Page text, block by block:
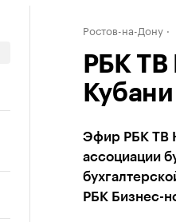
Ростов-на-Дону
РБК ТВ
Эфир РБК ТВ
ассоциации
РБК Бизнес-